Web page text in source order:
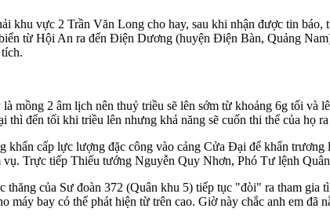
khu vực 2 Trần Văn Long cho hay, sau khi nhận được tin
từ Hội An ra đến Điện Dương (huyện Điện Bàn, Quảng
mồng 2 âm lịch nên thuỷ triều sẽ lên sớm từ khoảng 6g tối và
đến tối khi triều lên nhưng khả năng sẽ cuốn thi thể của họ
cấp lực lượng đặc công vào cảng Cửa Đại để khẩn
Trực tiếp Thiếu tướng Nguyễn Quy Nhơn, Phó Tư lệnh
thăng của Sư đoàn 372 (Quân khu 5) tiếp tục "đòi" ra tham
máy bay có thể phát hiện từ trên cao. Giờ này chắc anh em